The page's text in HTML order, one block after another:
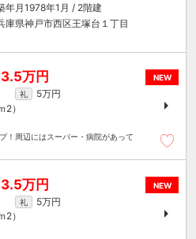
年月1978年1月 / 2階建
庫県神戸市西区王塚台１丁目
NEW
3.5万円
礼
5万円
2）
！周辺にはスーパー・病院があって
NEW
3.5万円
礼
5万円
2）